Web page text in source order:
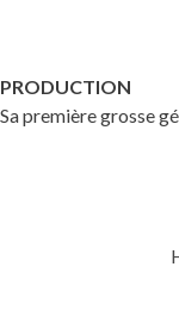
PRODUCTION
Sa première grosse